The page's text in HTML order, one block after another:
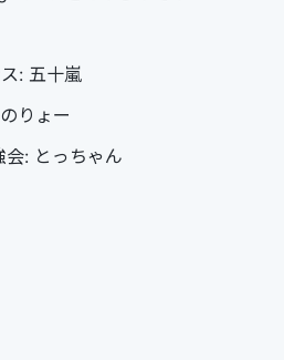
: 五十嵐
りょー
会: とっちゃん